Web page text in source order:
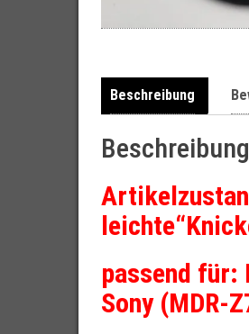
Beschreibung
Beschreibung
passend für:
Sony (MDR-